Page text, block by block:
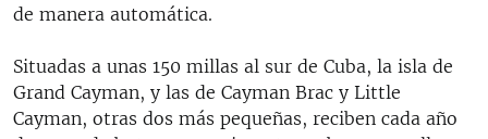
de manera automática.
Situadas a unas 150 millas al sur de Cuba, la isla de
Grand Cayman, y las de Cayman Brac y Little
Cayman, otras dos más pequeñas, reciben cada año